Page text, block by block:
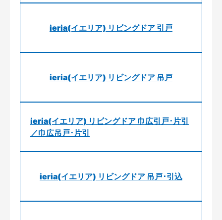
ieria(イエリア) リビングドア 引戸
ieria(イエリア) リビングドア 吊戸
ieria(イエリア) リビングドア 巾広引戸･片引
／巾広吊戸･片引
ieria(イエリア) リビングドア 吊戸･引込